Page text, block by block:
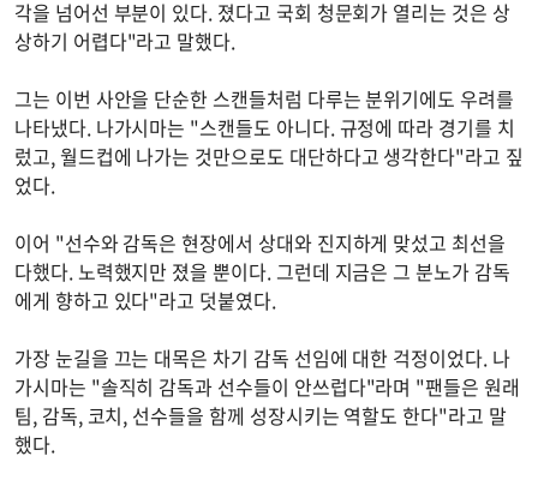
각을 넘어선 부분이 있다. 졌다고 국회 청문회가 열리는 것은 상
상하기 어렵다"라고 말했다.
그는 이번 사안을 단순한 스캔들처럼 다루는 분위기에도 우려를
나타냈다. 나가시마는 "스캔들도 아니다. 규정에 따라 경기를 치
렀고, 월드컵에 나가는 것만으로도 대단하다고 생각한다"라고 짚
었다.
이어 "선수와 감독은 현장에서 상대와 진지하게 맞섰고 최선을
다했다. 노력했지만 졌을 뿐이다. 그런데 지금은 그 분노가 감독
에게 향하고 있다"라고 덧붙였다.
가장 눈길을 끄는 대목은 차기 감독 선임에 대한 걱정이었다. 나
가시마는 "솔직히 감독과 선수들이 안쓰럽다"라며 "팬들은 원래
팀, 감독, 코치, 선수들을 함께 성장시키는 역할도 한다"라고 말
했다.